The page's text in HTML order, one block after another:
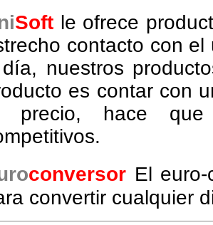
Soft le ofrece
contacto con
nuestros
es contar con
precio, hace que
conversor El
convertir cualquier